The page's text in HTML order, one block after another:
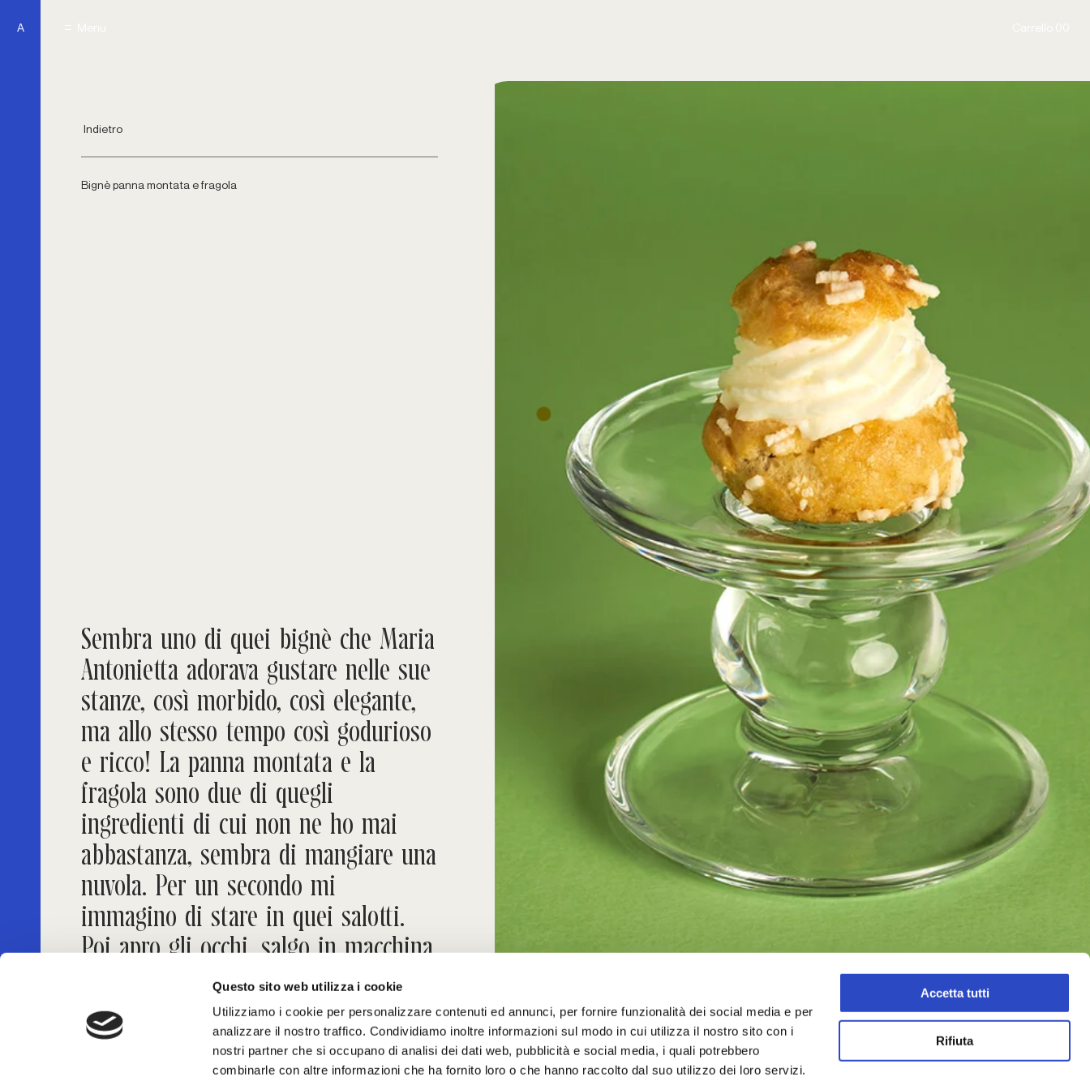
Questo sito web utilizza i cookie
Utilizziamo i cookie per personalizzare contenuti ed annunci, per fornire funzionalità dei social media e per
analizzare il nostro traffico. Condividiamo inoltre informazioni sul modo in cui utilizza il nostro sito con i
nostri partner che si occupano di analisi dei dati web, pubblicità e social media, i quali potrebbero
combinarle con altre informazioni che ha fornito loro o che hanno raccolto dal suo utilizzo dei loro servizi.
Accetta tutti
Rifiuta
A
Indietro
Bignè panna montata e fragola
Sembra uno di quei bignè che Maria
Antonietta adorava gustare nelle sue
stanze, così morbido, così elegante,
ma allo stesso tempo così godurioso
e ricco! La panna montata e la
fragola sono due di quegli
ingredienti di cui non ne ho mai
abbastanza, sembra di mangiare una
nuvola. Per un secondo mi
immagino di stare in quei salotti.
Poi apro gli occhi, salgo in macchina
e vado al lavoro (con il vassoio di
pasticcini sul sedile accanto).